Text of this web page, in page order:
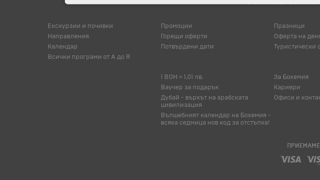
© 1994-2026
Екскурзии и почивки
Направления
Календар
Всички програми от А до Я
Промоции
Горещи оферти
Потвърдени дати
Празници
Оферта на
Туристически
1 BOH = 1,01 лв.
Ваучер за подарък
Дубай - върхът на арабската
цивилизация
Вълшебният календар на Бохемия -
всяка седмица нов код за отстъпка!
За Бохемия
Кариери
Офиси и